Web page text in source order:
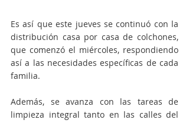
Es así que este jueves se continuó con la
distribución casa por casa de colchones,
que comenzó el miércoles, respondiendo
así a las necesidades específicas de cada
familia.
Además, se avanza con las tareas de
limpieza integral tanto en las calles del